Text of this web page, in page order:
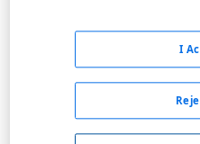
Viviendas Vacacionales
A menos de 224,4
I